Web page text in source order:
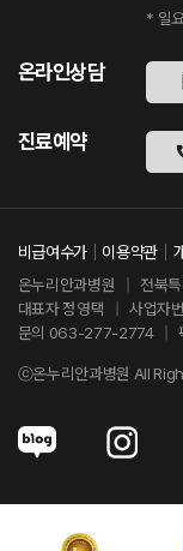
* 일
온라인상담
진료예약
비급여수가 이용약관
온누리안과병원
전북
대표자 정영택
사업자
문의 063-277-2774
ⓒ온누리안과병원 All